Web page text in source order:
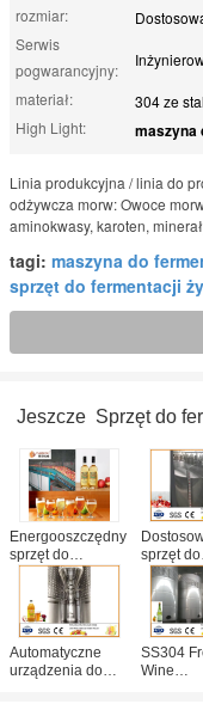
rozmiar:
Serwis
pogwarancyjny:
materiał:
304 ze
High Light:
maszyna
Linia produkcyjna / linia do
odżywcza morw: Owoce
aminokwasy, karoten,
tagi: maszyna do
sprzęt do fermentacji
Jeszcze Sprzęt do
Energooszczędny
sprzęt do
fermentacji Mała
pojemność Linia
do produkcji
jabłek i gruszek
Wino owocowe
sprzęt do
Line
obsługa
Automatyczne
urządzenia do
SS304
Wine